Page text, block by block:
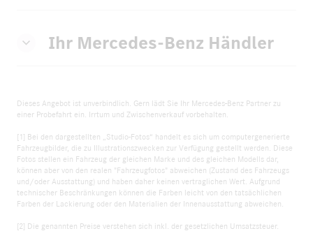
Ihr Mercedes-Benz Händler
Dieses Angebot ist unverbindlich. Gern lädt Sie Ihr Mercedes-Benz Partner zu
einer Probefahrt ein. Irrtum und Zwischenverkauf vorbehalten.
[1] Bei den dargestellten „Studio-Fotos“ handelt es sich um computergenerierte
Fahrzeugbilder, die zu Illustrationszwecken zur Verfügung gestellt werden. Diese
Fotos stellen ein Fahrzeug der gleichen Marke und des gleichen Modells dar,
können aber von den realen "Fahrzeugfotos" abweichen (Zustand des Fahrzeugs
und/oder Ausstattung) und haben daher keinen vertraglichen Wert. Aufgrund
technischer Beschränkungen können die Farben leicht von den tatsächlichen
Farben der Lackierung oder den Materialien der Innenausstattung abweichen.
[2] Die genannten Preise verstehen sich inkl. der gesetzlichen Umsatzsteuer.